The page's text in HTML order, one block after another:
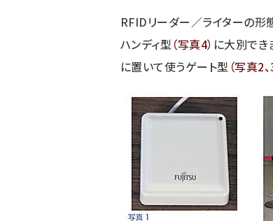
RFIDリーダー／ライターの形
ハンディ型（写真4） に大別でき
に置いて使うゲート型 （写真2、